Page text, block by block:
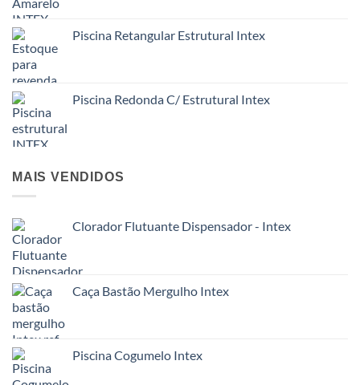
Piscina Retangular Estrutural Intex
Piscina Redonda C/ Estrutural Intex
MAIS VENDIDOS
Clorador Flutuante Dispensador - Intex
Caça Bastão Mergulho Intex
Piscina Cogumelo Intex